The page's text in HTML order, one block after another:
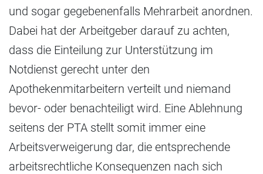
und sogar gegebenenfalls Mehrarbeit anordnen.
Dabei hat der Arbeitgeber darauf zu achten,
dass die Einteilung zur Unterstützung im
Notdienst gerecht unter den
Apothekenmitarbeitern verteilt und niemand
bevor- oder benachteiligt wird. Eine Ablehnung
seitens der PTA stellt somit immer eine
Arbeitsverweigerung dar, die entsprechende
arbeitsrechtliche Konsequenzen nach sich